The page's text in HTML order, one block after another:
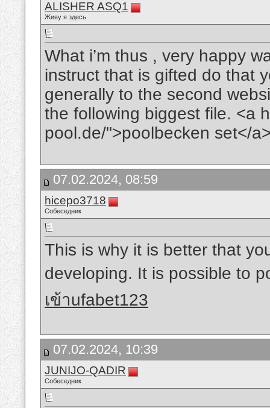
ALISHER ASQ1
Живу я здесь
What i’m thus , very happy
instruct that is gifted do that
generally to the second
the following biggest file. <a
pool.de/">poolbecken set</
07.02.2024, 08:59
hicepo3718
Собеседник
This is why it is better that
developing. It is possible to
เข้าufabet123
07.02.2024, 10:39
JUNIJO-QADIR
Собеседник